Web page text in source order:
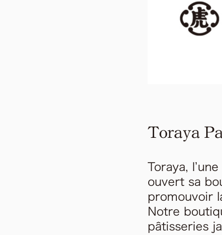
Toraya
Toraya,
ouvert sa
promouvoir
Notre
pâtisseries